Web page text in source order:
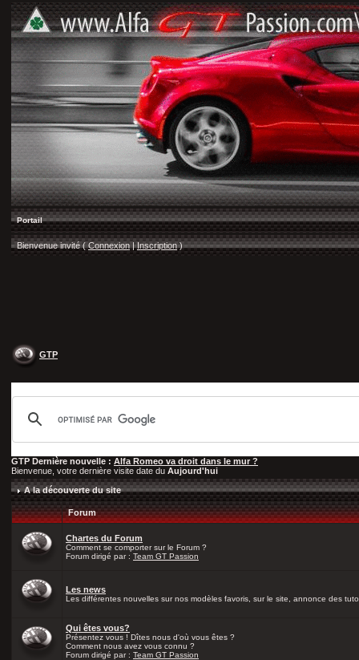
Portail
Bienvenue invité ( Connexion |Inscription)
GTP
GTP Dernière nouvelle : Alfa Romeo va droit dans le mur ?
Bienvenue, votre dernière visite date du Aujourd'hui
A la découverte du site
Forum
Chartes du Forum
Comment se comporter sur le Forum ?
Forum dirigé par : Team GT Passion
Les news
Les différentes nouvelles sur nos modèles favoris, sur le site, annonce des
Qui êtes vous?
Présentez vous ! Dîtes nous d'où vous êtes ?
Comment nous avez vous connu ?
Forum dirigé par : Team GT Passion